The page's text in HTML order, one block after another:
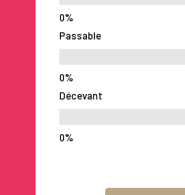
Passable
Décevant